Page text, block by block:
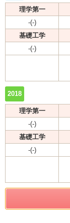
理学第一
-(-)
基礎工学
-(-)
2018
理学第一
-(-)
基礎工学
-(-)